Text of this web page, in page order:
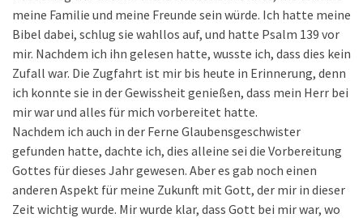
meine Familie und meine Freunde sein würde. Ich hatte meine
Bibel dabei, schlug sie wahllos auf, und hatte Psalm 139 vor
mir. Nachdem ich ihn gelesen hatte, wusste ich, dass dies kein
Zufall war. Die Zugfahrt ist mir bis heute in Erinnerung, denn
ich konnte sie in der Gewissheit genießen, dass mein Herr bei
mir war und alles für mich vorbereitet hatte.
Nachdem ich auch in der Ferne Glaubensgeschwister
gefunden hatte, dachte ich, dies alleine sei die Vorbereitung
Gottes für dieses Jahr gewesen. Aber es gab noch einen
anderen Aspekt für meine Zukunft mit Gott, der mir in dieser
Zeit wichtig wurde. Mir wurde klar, dass Gott bei mir war, wo